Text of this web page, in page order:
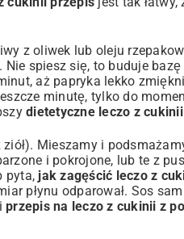
z oliwek lub oleju
spiesz się, to buduje
aż papryka lekko
minutę, tylko do
dietetyczne leczo z
Mieszamy i
i pokrojone, lub te z
pyta, jak zagęścić leczo z
płynu odparował. Sos
przepis na leczo z cukinii z